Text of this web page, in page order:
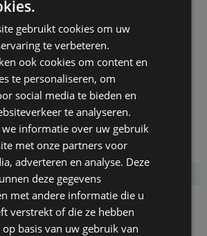
bij aanvang van de verzekering
hele looptijd. Allianz heeft de
hierbij hoger gemaakt;<br /> <br />
Allianz, Allianz Absoluut en
AOV<br /> Voor de Allianz, Allianz
gebruikt cookies om uw
te verbeteren.
ook cookies om content en
te personaliseren, om
social media te bieden en
te analyseren.
we informatie over uw gebruik
met onze partners voor
adverteren en analyse. Deze
deze gegevens
met andere informatie die u
verstrekt of die ze hebben
basis van uw gebruik van